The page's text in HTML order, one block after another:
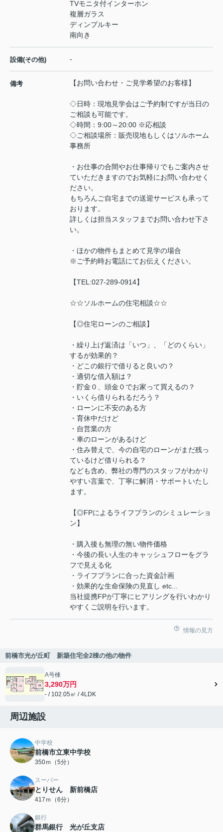
TVモニタ付インターホン
複層ガラス
ディンプルキー
南向き
設備(その他) -
備考 【お問い合わせ・ご見学希望のお客様】
◇日時：現地見学会はご予約制ですが当日の
ご相談も可能です。
◇時間：9:00～20:00 ※応相談
◇ご相談場所：販売現地もしくはソルホーム
事務所
・お仕事の合間やお仕事帰りでもご案内させ
ていただきますのでお気軽にお問い合わせく
ださい。
もちろんご自宅までの送迎サービスも承って
おります。
詳しくは担当スタッフまでお問い合わせ下さ
い。
・ほかの物件もまとめて見学の場合
※ご予約時お電話にてお伝えください。
【TEL:027-289-0914】
☆☆ソルホームの住宅相談☆☆
【◎住宅ローンのご相談】
・繰り上げ返済は「いつ」、「どのくらい」
するが効果的？
・どこの銀行で借りると良いの？
・適切な借入額は？
・貯金０、頭金０でお家って買えるの？
・いくら借りられるだろう？
・ローンに不安のある方
・育休中だけど
・自営業の方
・車のローンがあるけど
・住み替えで、今の自宅のローンがまだ残っ
ているけど借りられる？
なども含め、弊社の専門のスタッフがわかり
やすい言葉で、丁寧に解消・サポートいたし
ます。
【◎FPによるライフプランのシミュレーショ
ン】
・購入後も無理の無い物件価格
・今後の長い人生のキャッシュフローをグラ
フで見える化
・ライフプランに合った資金計画
・効果的な生命保険の見直し etc...
当社提携FPが丁寧にヒアリングを行いわかり
やすくご説明を行います。
情報の見方
前橋市光が丘町 新築住宅全2棟の他の物件
A号棟
3,290万円
- / 102.05㎡ / 4LDK
周辺施設
中学校
前橋市立東中学校
350ｍ（5分）
スーパー
とりせん 新前橋店
417ｍ（6分）
銀行
群馬銀行 光が丘支店